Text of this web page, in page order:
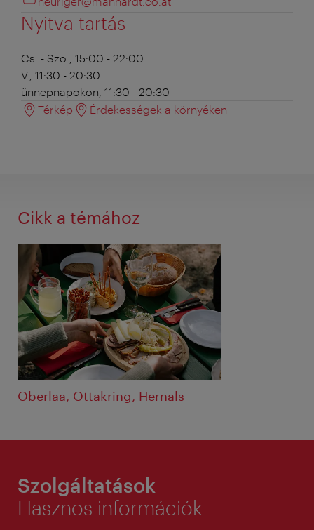
Nyitva tartás
Cs. - Szo., 15:00 - 22:00
V., 11:30 - 20:30
ünnepnapokon, 11:30 - 20:30
Térkép
Érdekességek a környéken
Cikk a témához
Oberlaa, Ottakring, Hernals
Szolgáltatások
Hasznos információk